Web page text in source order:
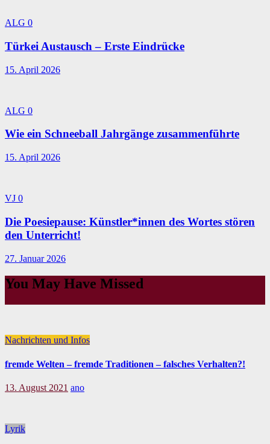
ALG 0
Türkei Austausch – Erste Eindrücke
15. April 2026
ALG 0
Wie ein Schneeball Jahrgänge zusammenführte
15. April 2026
VJ 0
Die Poesiepause: Künstler*innen des Wortes stören
den Unterricht!
27. Januar 2026
You May Have Missed
Nachrichten und Infos
fremde Welten – fremde Traditionen – falsches Verhalten?!
13. August 2021 ano
Lyrik